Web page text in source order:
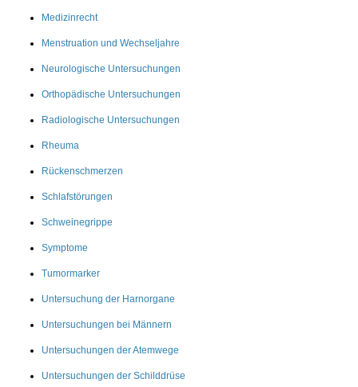
Medizinrecht
Menstruation und Wechseljahre
Neurologische Untersuchungen
Orthopädische Untersuchungen
Radiologische Untersuchungen
Rheuma
Rückenschmerzen
Schlafstörungen
Schweinegrippe
Symptome
Tumormarker
Untersuchung der Harnorgane
Untersuchungen bei Männern
Untersuchungen der Atemwege
Untersuchungen der Schilddrüse